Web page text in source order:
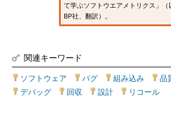
て学ぶソフトウエアメトリクス」（
BP社、翻訳）。
関連キーワード
ソフトウェア バグ 組み込み 品
デバッグ
回収 設計 リコール